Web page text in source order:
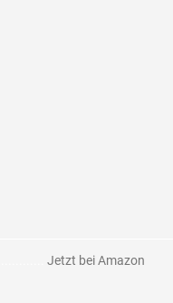
Jetzt bei Amazon